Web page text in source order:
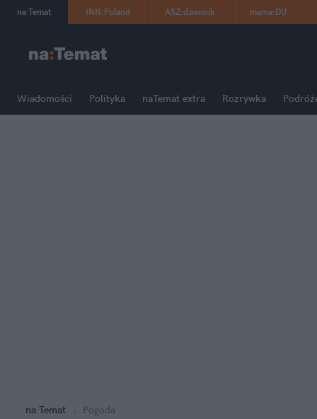
na:Temat INN:Poland ASZ:dziennik mama:DU
Wiadomości Polityka naTemat extra Rozrywka
na:Temat Pogoda